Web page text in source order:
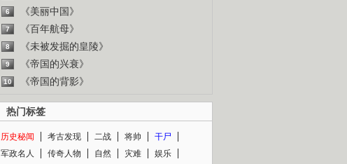
6 《美丽中国》
7 《百年航母》
8 《未被发掘的皇陵》
9 《帝国的兴衰》
10 《帝国的背影》
热门标签
历史秘闻 考古发现 二战 将帅
干尸
军政名人
传奇人物 自然 灾难
娱乐